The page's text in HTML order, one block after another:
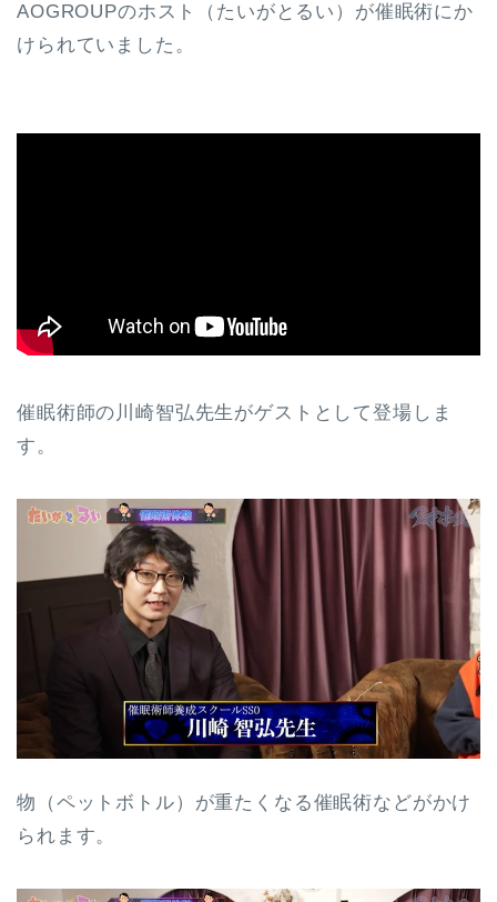
AOGROUPのホスト（たいがとるい）が催眠術にか
けられていました。
催眠術師の川崎智弘先生がゲストとして登場しま
す。
物（ペットボトル）が重たくなる催眠術などがかけ
られます。